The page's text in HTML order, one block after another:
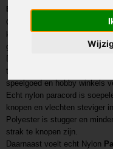
Echt Nylon Paracord 550
Ons geheele assortiment
kern van draden welke uit7
geweven in een mantel van
De liefhebbers hebben dan
tegenstelling tot het
speelgoed en hobby winkels
Echt nylon paracord is
knopen en vlechten steviger
Polyester is stugger en
strak te knopen zijn.
Daarnaast voelt echt Nylon